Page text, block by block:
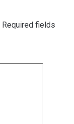
Required fields